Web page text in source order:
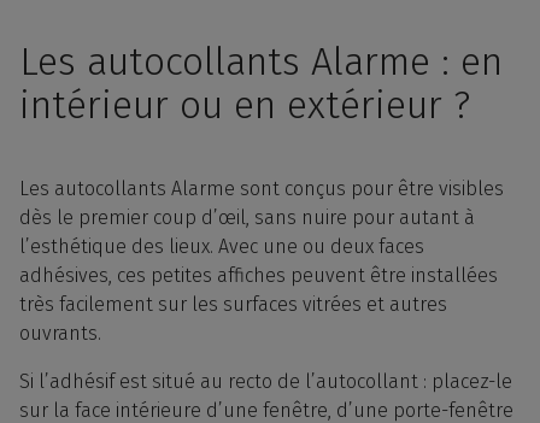
Les autocollants Alarme : en
intérieur ou en extérieur ?
Les autocollants Alarme sont conçus pour être visibles
dès le premier coup d’œil, sans nuire pour autant à
l’esthétique des lieux. Avec une ou deux faces
adhésives, ces petites affiches peuvent être installées
très facilement sur les surfaces vitrées et autres
ouvrants.
Si l’adhésif est situé au recto de l’autocollant : placez-le
sur la face intérieure d’une fenêtre, d’une porte-fenêtre